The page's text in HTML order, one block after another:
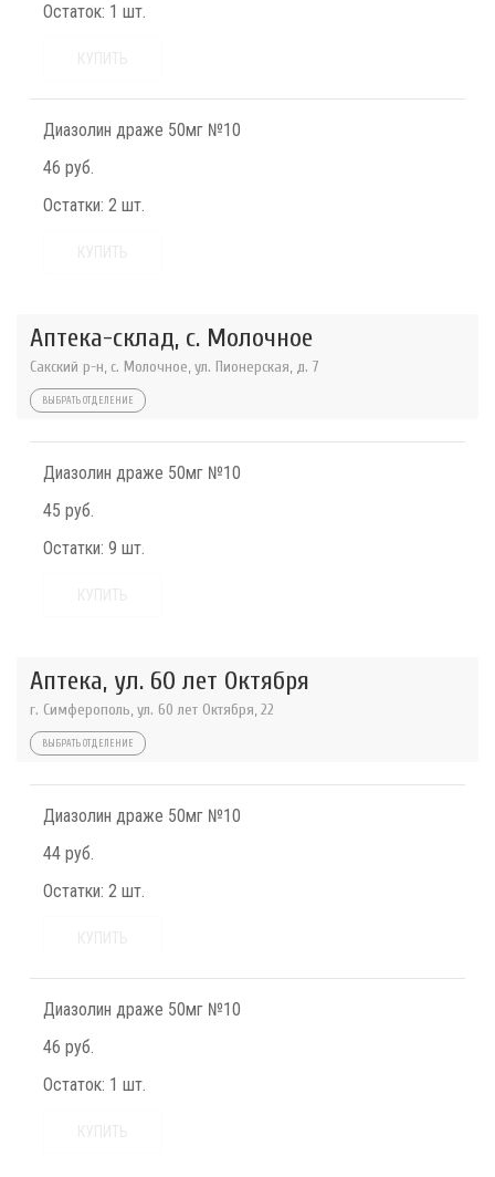
Остаток: 1 шт.
Диазолин драже 50мг №10
46 руб.
Остатки: 2 шт.
Аптека-склад, с. Молочное
Сакский р-н, с. Молочное, ул. Пионерская, д. 7
ВЫБРАТЬ ОТДЕЛЕНИЕ
Диазолин драже 50мг №10
45 руб.
Остатки: 9 шт.
Аптека, ул. 60 лет Октября
г. Симферополь, ул. 60 лет Октября, 22
ВЫБРАТЬ ОТДЕЛЕНИЕ
Диазолин драже 50мг №10
44 руб.
Остатки: 2 шт.
Диазолин драже 50мг №10
46 руб.
Остаток: 1 шт.